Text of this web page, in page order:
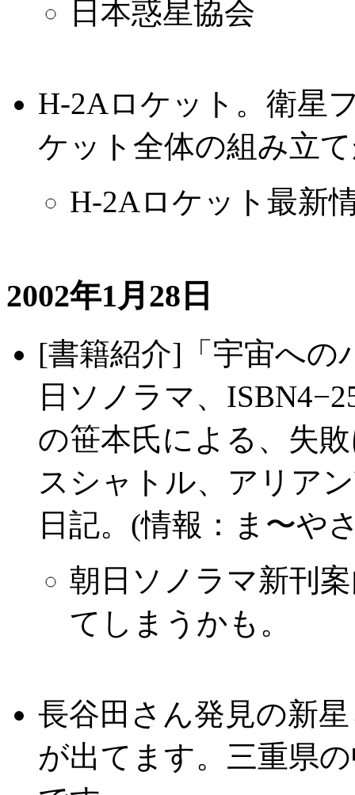
日本惑星協会
H-2Aロケット。衛星
ケット全体の組み立
H-2Aロケット最新
2002年1月28日
[書籍紹介]「宇宙への
日ソノラマ、
の笹本氏による、失
スシャトル、アリア
日記。(情報：ま〜や
朝日ソノラマ新刊
てしまうかも。
長谷田さん発見の新
が出てます。三重県